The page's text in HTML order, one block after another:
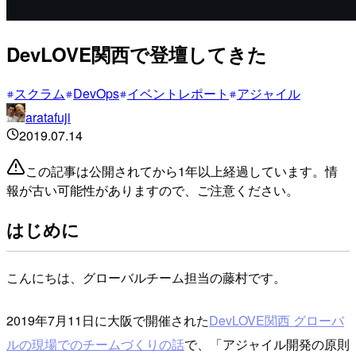
DevLOVE関西で登壇してきた
スクラム DevOps イベントレポート
アジャイル
aratafuji
2019.07.14
この記事は公開されてから1年以上経過しています。情
報が古い可能性がありますので、ご注意ください。
はじめに
こんにちは、グローバルチーム担当の藤村です。
2019年7月11日に大阪で開催されたDevLOVE関西 グローバ
ルの現場でのチームづくりの話で、「アジャイル開発の原則